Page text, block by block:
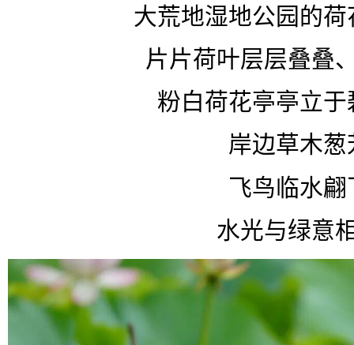
大荒地湿地公园的
片片荷叶层层叠叠
粉白荷花亭亭立于
岸边草木葱
飞鸟临水翩
水光与绿意